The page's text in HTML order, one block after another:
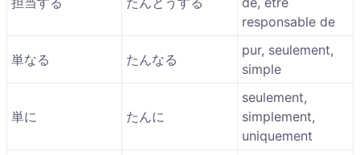
responsable de
単なる たんなる
pur, seulement,
simple
単に たんに
seulement,
simplement,
uniquement